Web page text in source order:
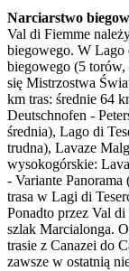
Narciarstwo
Val di Fiemme
biegowego. W Lago
biegowego (5 torów,
się Mistrzostwa
km tras: średnie 64
Deutschnofen -
średnia), Lago di
trudna), Lavaze
wysokogórskie:
- Variante
trasa w Lagi di
Ponadto przez Val
szlak Marcialonga.
trasie z Canazei do
zawsze w ostatnią